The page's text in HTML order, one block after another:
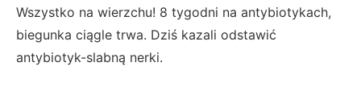
Wszystko na wierzchu! 8 tygodni na antybiotykach,
biegunka ciągle trwa. Dziś kazali odstawić
antybiotyk-slabną nerki.